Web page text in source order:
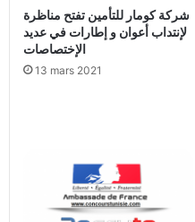
شركة كومار للتأمين تفتح مناظرة
لإنتداب أعوان و إطارات في عديد
الإختصاصات
13 mars 2021